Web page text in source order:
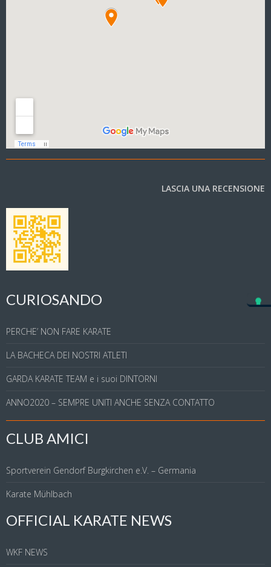
LASCIA UNA RECENSIONE
CURIOSANDO
PERCHE’ NON FARE KARATE
LA BACHECA DEI NOSTRI ATLETI
GARDA KARATE TEAM e i suoi DINTORNI
ANNO2020 – SEMPRE UNITI ANCHE SENZA CONTATTO
CLUB AMICI
Sportverein Gendorf Burgkirchen e.V. – Germania
Karate Mühlbach
OFFICIAL KARATE NEWS
WKF NEWS